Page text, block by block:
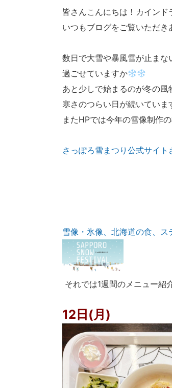
皆さんこんにちは！カインド
いつもブログをご覧いただき
数日で大雪や暴風雪が止まな
過ごせていますか
あと少しで始まるのが冬の
寒さのつらい日が続いていま
またHPでは今年の雪像制作
さっぽろ雪まつり公式サイト
雪像・氷像、北海道の食、ス
それでは1週間のメニュー紹
12日(月)